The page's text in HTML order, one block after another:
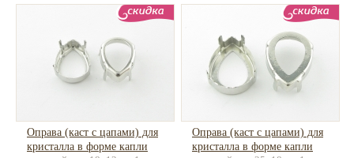
Оправа (каст с цапами) для
кристалла в форме капли
Оправа (каст с цапами) для
кристалла в форме капли